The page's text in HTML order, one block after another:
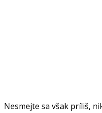
Nesmejte sa však príliš,